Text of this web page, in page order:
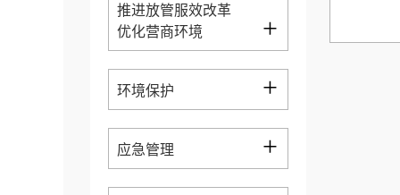
推进放管服效改革
优化营商环境
+
环境保护 +
应急管理 +